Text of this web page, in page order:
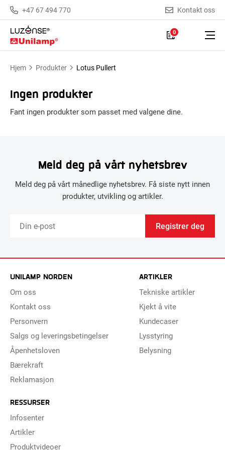
+47 67 494 770 Kontakt oss
0
Hjem Produkter Lotus Pullert
Ingen produkter
Fant ingen produkter som passet med valgene dine.
Meld deg på vårt nyhetsbrev
Meld deg på vårt månedlige nyhetsbrev. Få siste nytt innen
produkter, utvikling og artikler.
Registrer deg
UNILAMP NORDEN
Om oss
Kontakt oss
Personvern
Salgs og leveringsbetingelser
Åpenhetsloven
Bærekraft
Reklamasjon
ARTIKLER
Tekniske artikler
Kjekt å vite
Kundecaser
Lysstyring
Belysning
RESSURSER
Infosenter
Artikler
Produktvideoer